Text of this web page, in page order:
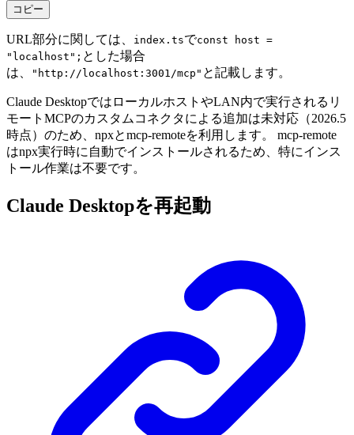
コピー
URL部分に関しては、 index.tsでconst host =
"localhost"; とした場合
は、
"http://localhost:3001/mcp" と記載します。
Claude DesktopではローカルホストやLAN内で実行されるリ
モートMCPのカスタムコネクタによる追加は未対応（2026.5
時点）のため、npxとmcp-remoteを利用します。 mcp-remote
はnpx実行時に自動でインストールされるため、特にインス
トール作業は不要です。
Claude Desktopを再起動